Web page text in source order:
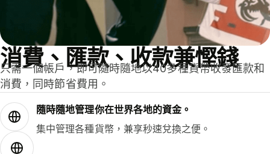
消費、匯款、收款兼慳錢
只需一個帳戶，即可隨時隨地以40多種貨幣收發匯款和
消費，同時節省費用。
隨時隨地管理你在世界各地的資金。
集中管理各種貨幣，兼享秒速兌換之便。